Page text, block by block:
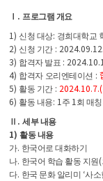
Ⅰ . 프로그램 개요
1) 신청 대상: 경희대학교
2) 신청 기간:
3) 합격자 발표 :
4) 합격자 오리엔테이션 :
5) 활동 기간: 2024.10.7.(
6) 활동 내용: 1주 1회 매
Ⅱ .세부 내용
1)활동 내용
가. 한국어로 대화하기
나. 한국어 학습 활동 지원(
다. 한국 문화 알리미 ‘사소